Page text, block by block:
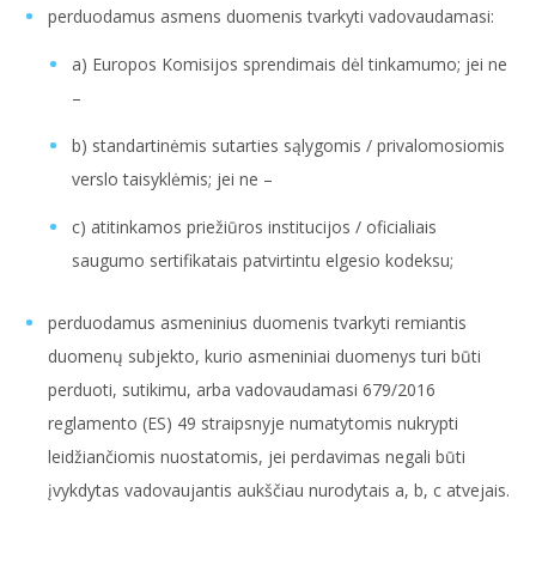
perduodamus asmens duomenis tvarkyti vadovaudamasi:
a) Europos Komisijos sprendimais dėl tinkamumo; jei ne
–
b) standartinėmis sutarties sąlygomis / privalomosiomis
verslo taisyklėmis; jei ne –
c) atitinkamos priežiūros institucijos / oficialiais
saugumo sertifikatais patvirtintu elgesio kodeksu;
perduodamus asmeninius duomenis tvarkyti remiantis
duomenų subjekto, kurio asmeniniai duomenys turi būti
perduoti, sutikimu, arba vadovaudamasi 679/2016
reglamento (ES) 49 straipsnyje numatytomis nukrypti
leidžiančiomis nuostatomis, jei perdavimas negali būti
įvykdytas vadovaujantis aukščiau nurodytais a, b, c atvejais.